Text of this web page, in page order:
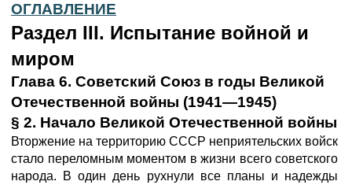
ОГЛАВЛЕНИЕ
Раздел III. Испытание войной и
миром
Глава 6. Советский Союз в годы Великой
Отечественной войны (1941—1945)
§ 2. Начало Великой Отечественной войны
Вторжение на территорию СССР неприятельских войск
стало переломным моментом в жизни всего советского
народа. В один день рухнули все планы и надежды